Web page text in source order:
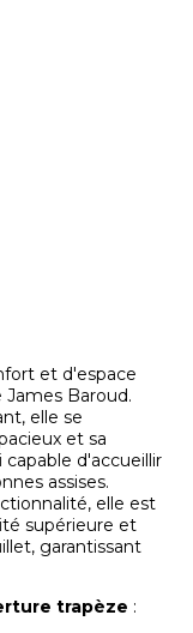
et d'espace
Baroud.
elle se
et sa
capable d'accueillir
assises.
elle est
supérieure et
garantissant
trapèze :